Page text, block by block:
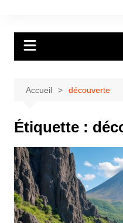
Accueil découverte
Étiquette :